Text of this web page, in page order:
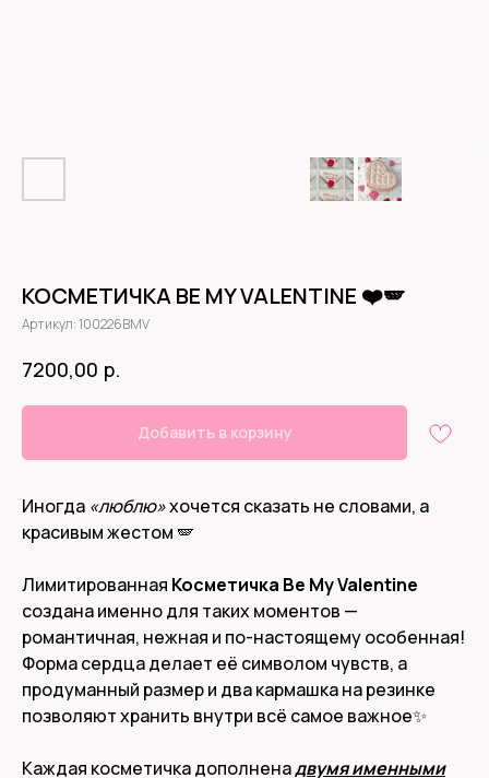
КОСМЕТИЧКА BE MY VALENTINE ❤️🪽
Артикул:100226BMV
7200,00 р.
Добавить в корзину
Иногда «люблю»хочется сказать не словами, а
красивым жестом 🪽
Лимитированная Косметичка Be My Valentine
создана именно для таких моментов —
романтичная, нежная и по-настоящему особенная!
Форма сердца делает её символом чувств, а
продуманный размер и два кармашка на резинке
позволяют хранить внутри всё самое важное✨
Каждая косметичка дополненадвумя именными